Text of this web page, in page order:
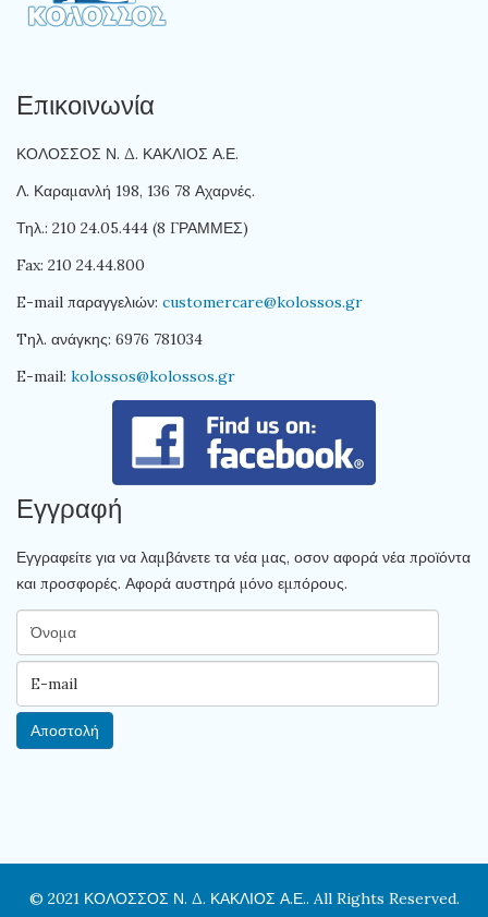
Επικοινωνία
ΚΟΛΟΣΣΟΣ Ν. Δ. ΚΑΚΛΙΟΣ Α.Ε.
Λ. Καραμανλή 198, 136 78 Αχαρνές.
Τηλ.: 210 24.05.444 (8 ΓΡΑΜΜΕΣ)
Fax: 210 24.44.800
E-mail παραγγελιών: customercare@kolossos.gr
Tηλ. ανάγκης: 6976 781034
E-mail: kolossos@kolossos.gr
Εγγραφή
Εγγραφείτε για να λαμβάνετε τα νέα μας, οσον αφορά νέα προϊόντα
και προσφορές. Αφορά αυστηρά μόνο εμπόρους.
© 2021 ΚΟΛΟΣΣΟΣ Ν. Δ. ΚΑΚΛΙΟΣ Α.Ε.. All Rights Reserved.